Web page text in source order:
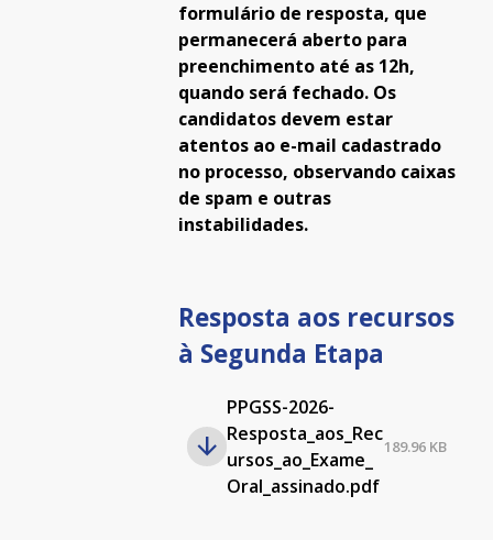
formulário de resposta, que
permanecerá aberto para
preenchimento até as 12h,
quando será fechado. Os
candidatos devem estar
atentos ao e-mail cadastrado
no processo, observando caixas
de spam e outras
instabilidades.
Resposta aos recursos
à Segunda Etapa
PPGSS-2026-
Resposta_aos_Rec
ursos_ao_Exame_
Oral_assinado.pdf
189.96 KB